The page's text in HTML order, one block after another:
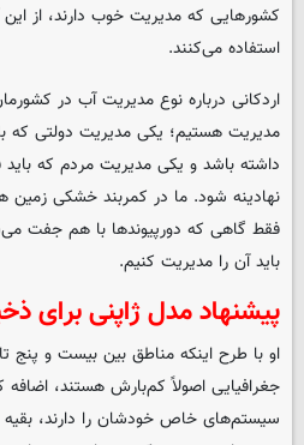
کشورهایی که مدیریت خوب دارند، از
استفاده می‌کنند.
اردکانی درباره نوع مدیریت آب در
مدیریت هستیم؛ یکی مدیریت دولتی که
داشته باشد و یکی مدیریت مردم که
نهادینه شود. ما در کمربند خشکی زمین
فقط گاهی که دورپیوندها با هم جفت
باید آن را مدیریت کنیم.
پیشنهاد مدل ژاپنی برای
او با طرح اینکه مناطق بین بیست و پنج
جغرافیایی اصولاً کم‌بارش هستند،
سیستم‌های خاص خودشان را دارند،